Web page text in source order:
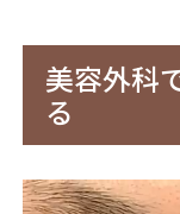
美容外科
る